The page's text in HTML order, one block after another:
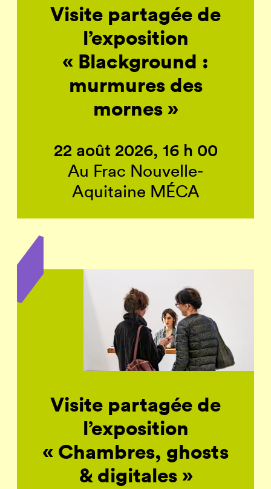
Visite partagée de
l’exposition
« Blackground :
murmures des
mornes »
22 août 2026, 16 h 00
Au Frac Nouvelle-
Aquitaine MÉCA
Visite partagée de
l’exposition
« Chambres, ghosts
& digitales »